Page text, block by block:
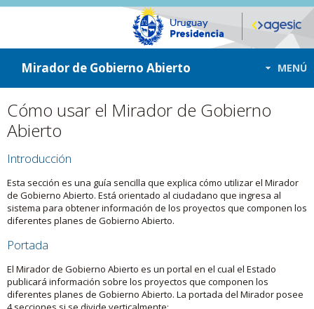
ir a contenido
ir al menú
Mirador de Gobierno Abierto MENÚ
Cómo usar el Mirador de Gobierno
Abierto
Introducción
Esta sección es una guía sencilla que explica cómo utilizar el Mirador
de Gobierno Abierto. Está orientado al ciudadano que ingresa al
sistema para obtener información de los proyectos que componen los
diferentes planes de Gobierno Abierto.
Portada
El Mirador de Gobierno Abierto es un portal en el cual el Estado
publicará información sobre los proyectos que componen los
diferentes planes de Gobierno Abierto. La portada del Mirador posee